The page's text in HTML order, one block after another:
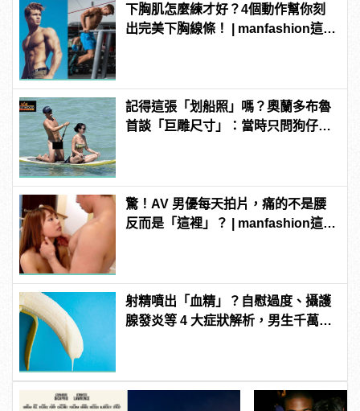
下胸肌怎麼練才好？4個動作幫你刻
出完美下胸線條！ | manfashion這樣
記得這張「划船照」嗎？奧蘭多布魯
首談「巨雕尺寸」：當時只問狗仔，
驚！AV 男優每天拍片，痛的不是腰
反而是「這裡」？ | manfashion這樣
射精噴出「血精」？自慰過度、攝護
腺發炎等 4 大症狀解析，男生千萬要